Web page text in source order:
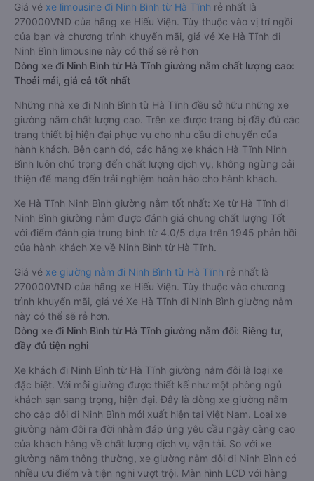
Giá vé xe limousine đi Ninh Bình từ Hà Tĩnh rẻ nhất là
270000VND của hãng xe Hiếu Viện. Tùy thuộc vào vị trí ngồi
của bạn và chương trình khuyến mãi, giá vé Xe Hà Tĩnh đi
Ninh Bình limousine này có thể sẽ rẻ hơn
Dòng xe đi Ninh Bình từ Hà Tĩnh giường nằm chất lượng cao:
Thoải mái, giá cả tốt nhất
Những nhà xe đi Ninh Bình từ Hà Tĩnh đều sở hữu những xe
giường nằm chất lượng cao. Trên xe được trang bị đầy đủ các
trang thiết bị hiện đại phục vụ cho nhu cầu di chuyển của
hành khách. Bên cạnh đó, các hãng xe khách Hà Tĩnh Ninh
Bình luôn chú trọng đến chất lượng dịch vụ, không ngừng cải
thiện để mang đến trải nghiệm hoàn hảo cho hành khách.
Xe Hà Tĩnh Ninh Bình giường nằm tốt nhất: Xe từ Hà Tĩnh đi
Ninh Bình giường nằm được đánh giá chung chất lượng Tốt
với điểm đánh giá trung bình từ 4.0/5 dựa trên 1945 phản hồi
của hành khách Xe về Ninh Bình từ Hà Tĩnh.
Giá vé xe giường nằm đi Ninh Bình từ Hà Tĩnh rẻ nhất là
270000VND của hãng xe Hiếu Viện. Tùy thuộc vào chương
trình khuyến mãi, giá vé Xe Hà Tĩnh đi Ninh Bình giường nằm
này có thể sẽ rẻ hơn.
Dòng xe đi Ninh Bình từ Hà Tĩnh giường nằm đôi: Riêng tư,
đầy đủ tiện nghi
Xe khách đi Ninh Bình từ Hà Tĩnh giường nằm đôi là loại xe
đặc biệt. Với mỗi giường được thiết kế như một phòng ngủ
khách sạn sang trọng, hiện đại. Đây là dòng xe giường nằm
cho cặp đôi đi Ninh Bình mới xuất hiện tại Việt Nam. Loại xe
giường nằm đôi ra đời nhằm đáp ứng yêu cầu ngày càng cao
của khách hàng về chất lượng dịch vụ vận tải. So với xe
giường nằm thông thường, xe giường nằm đôi đi Ninh Bình có
nhiều ưu điểm và tiện nghi vượt trội. Màn hình LCD với hàng